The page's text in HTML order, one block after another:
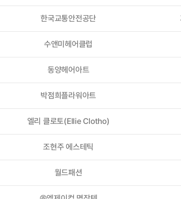
한국교통안전공단
수앤미헤어클럽
동양헤어아트
박점희플라워아트
엘리 클로토(Ellie Clotho)
조현주 에스테틱
월드패션